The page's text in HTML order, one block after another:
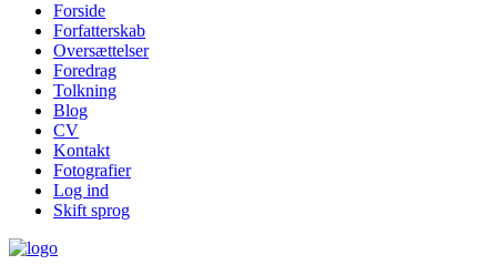
Forside
Forfatterskab
Oversættelser
Foredrag
Tolkning
Blog
CV
Kontakt
Fotografier
Log ind
Skift sprog